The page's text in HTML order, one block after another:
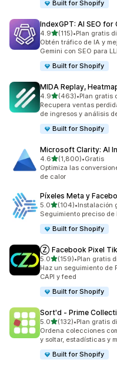
Built for Shopify
IndexGPT: AI SEO for
4.9de 5 estrellas
(115)
115 reseñas en total
•Plan gratis
Obtén tráfico de IA y
Gemini con SEO para
Built for Shopify
MIDA Replay,
4.9de 5 estrellas
(463)
463 reseñas en total
•Plan gratis
Recupera ventas
de ingresos y análisis
Built for Shopify
Microsoft Clarity: AI
4.6de 5 estrellas
(1,800)
1800 reseñas en total
•Gratis
Optimiza las
de calor
Píxeles Meta y
5.0de 5 estrellas
(104)
104 reseñas en total
•Instalación
Seguimiento preciso de
Built for Shopify
Ⓩ Facebook Pixel
5.0de 5 estrellas
(159)
159 reseñas en total
•Plan gratis
Haz un seguimiento de
CAPI y feed
Built for Shopify
Sort'd ‑ Prime
5.0de 5 estrellas
(132)
132 reseñas en total
•Plan gratis
Ordena colecciones
y soltar, estadísticas y
Built for Shopify